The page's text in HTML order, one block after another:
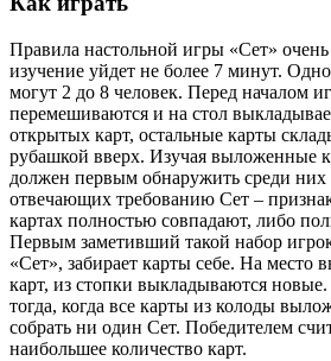
Правила настольной игры «Сет»
изучение уйдет не более 7 минут.
могут 2 до 8 человек. Перед началом
перемешиваются и на стол
открытых карт, остальные карты
рубашкой вверх. Изучая выложенные
должен первым обнаружить среди них
отвечающих требованию Сет –
картах полностью совпадают, либо
Первым заметивший такой набор
«Сет», забирает карты себе. На
карт, из стопки выкладываются новые.
тогда, когда все карты из колоды
собрать ни один Сет. Победителем
наибольшее количество карт.